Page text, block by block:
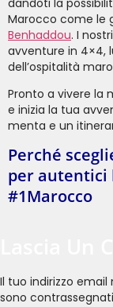
Marocco come le
Benhaddou. I
avventure in 4×4,
dell’ospitalità
Pronto a vivere la magia del deserto? Contattaci oggi stesso
e inizia la tua
menta e un
Perché
per autentici
#1Marocco
Il tuo indirizzo
sono contrassegnati